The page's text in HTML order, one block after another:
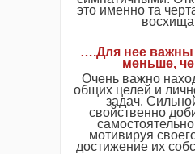
это именно та
….Для нее важны
меньше,
Очень важно
общих целей и
задач.
свойственно
мотивируя
достижение их